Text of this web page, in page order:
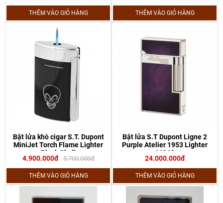
THÊM VÀO GIỎ HÀNG THÊM VÀO GIỎ HÀNG
Bật lửa khò cigar S.T. Dupont
MiniJet Torch Flame Lighter
Black Skull
4.900.000đ 5.700.000đ
THÊM VÀO GIỎ HÀNG
Bật lửa S.T Dupont Ligne 2
Purple Atelier 1953 Lighter
16260
24.000.000đ
THÊM VÀO GIỎ HÀNG